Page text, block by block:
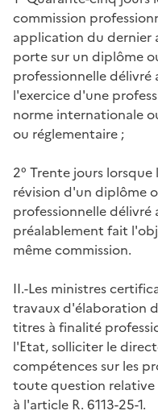
commission
application du dernier
porte sur un diplôme
professionnelle
l'exercice d'une
norme internationale
ou réglementaire ;
2° Trente jours
révision d'un diplôme
professionnelle délivré
préalablement fait
même commission.
II.-Les ministres
travaux d'élaboration
titres à finalité
l'Etat, solliciter le
compétences sur les
toute question relative
à l'article R. 6113-25-1.